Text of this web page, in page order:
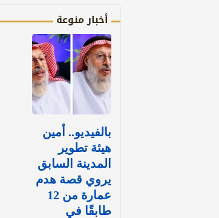
أخبار منوعة
بالفيديو.. أمين
هيئة تطوير
المدينة السابق
يروي قصة هدم
عمارة من 12
طابقًا في